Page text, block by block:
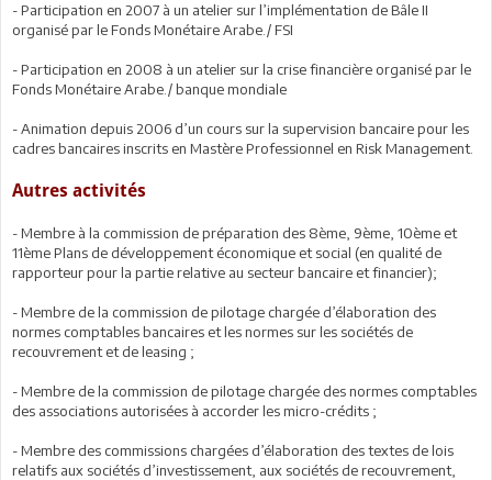
- Participation en 2007 à un atelier sur l’implémentation de Bâle II
organisé par le Fonds Monétaire Arabe./ FSI
- Participation en 2008 à un atelier sur la crise financière organisé par le
Fonds Monétaire Arabe./ banque mondiale
- Animation depuis 2006 d’un cours sur la supervision bancaire pour les
cadres bancaires inscrits en Mastère Professionnel en Risk Management.
Autres activités
- Membre à la commission de préparation des 8ème, 9ème, 10ème et
11ème Plans de développement économique et social (en qualité de
rapporteur pour la partie relative au secteur bancaire et financier);
- Membre de la commission de pilotage chargée d’élaboration des
normes comptables bancaires et les normes sur les sociétés de
recouvrement et de leasing ;
- Membre de la commission de pilotage chargée des normes comptables
des associations autorisées à accorder les micro-crédits ;
- Membre des commissions chargées d’élaboration des textes de lois
relatifs aux sociétés d’investissement, aux sociétés de recouvrement,